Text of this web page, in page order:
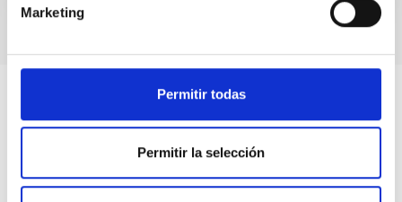
Marketing
Permitir todas
Permitir la selección